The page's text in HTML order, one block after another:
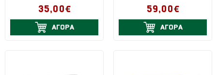
35,00€
ΑΓΟΡΑ
59,00€
ΑΓΟΡΑ